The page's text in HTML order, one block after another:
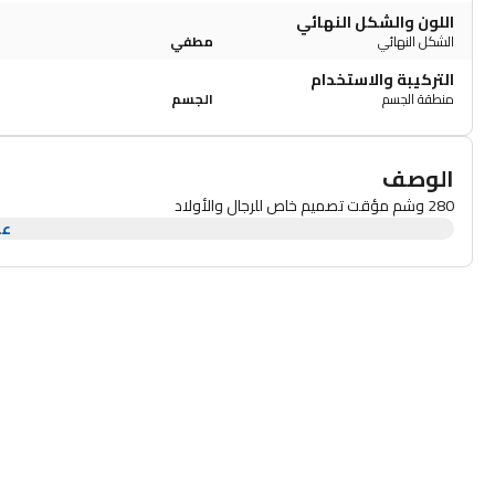
اللون والشكل النهائي
الشكل النهائي مطفي
التركيبة والاستخدام
منطقة الجسم الجسم
الوصف
280 وشم مؤقت تصميم خاص للرجال والأولاد